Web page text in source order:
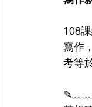
108
寫作
考等